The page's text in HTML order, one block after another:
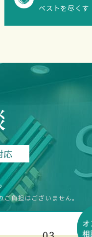
ベストを尽くす
応
負担はございません。